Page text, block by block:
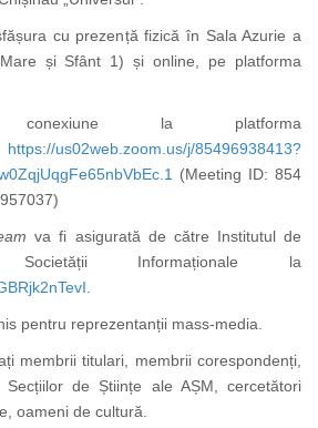
cu prezență fizică în Sala Azurie a
și Sfânt 1) și online, pe platforma
la platforma
https://us02web.zoom.us/j/85496938413?
(Meeting ID: 854
va fi asigurată de către Institutul de
Informaționale la
pentru reprezentanții mass-media.
membrii titulari, membrii corespondenți,
de Științe ale AȘM, cercetători
oameni de cultură.